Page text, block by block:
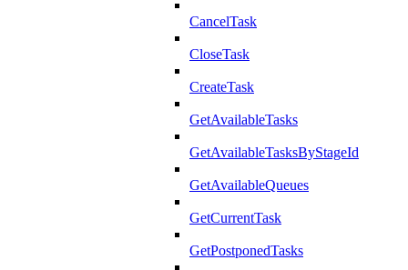
CancelTask
CloseTask
CreateTask
GetAvailableTasks
GetAvailableTasksByStageId
GetAvailableQueues
GetCurrentTask
GetPostponedTasks